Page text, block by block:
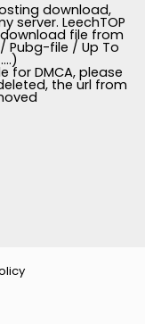
download,
server. LeechTOP
file from
Pubg-file / Up To
DMCA, please
the url from